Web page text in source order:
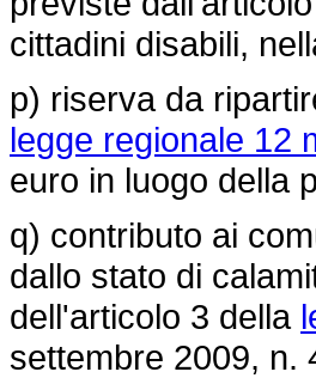
cittadini disabili,
p) riserva da
legge regionale 12
euro in luogo della
q) contributo ai
dallo stato di
dell'articolo 3 della
settembre 2009, n.